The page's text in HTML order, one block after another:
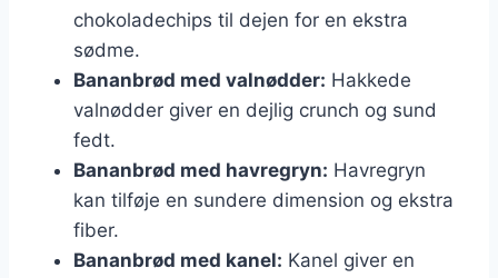
chokoladechips til dejen for en ekstra
sødme.
Bananbrød med valnødder: Hakkede
valnødder giver en dejlig crunch og sund
fedt.
Bananbrød med havregryn: Havregryn
kan tilføje en sundere dimension og ekstra
fiber.
Bananbrød med kanel: Kanel giver en